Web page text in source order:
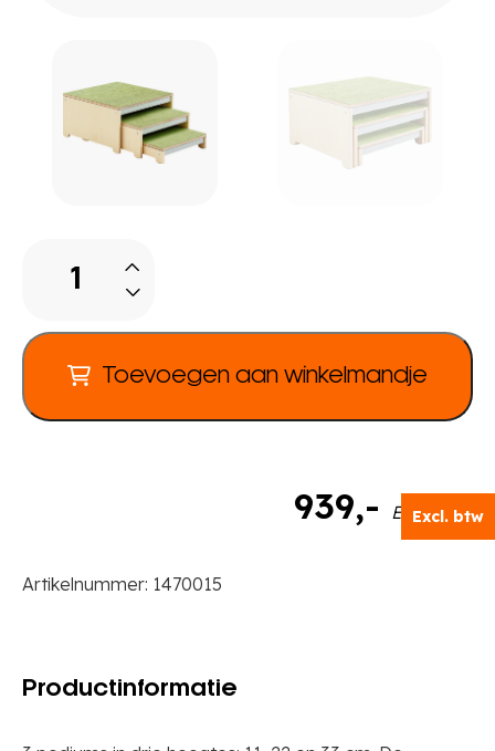
Excl. btw
podiumtrappen
Toevoegen aan winkelmandje
Artikelnummer: 1470015
939,- Excl. BTW
Productinformatie